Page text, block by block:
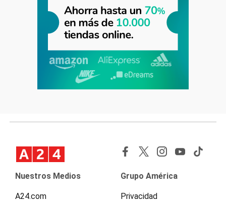
Nuestros Medios
A24.com
Grupo América
Privacidad